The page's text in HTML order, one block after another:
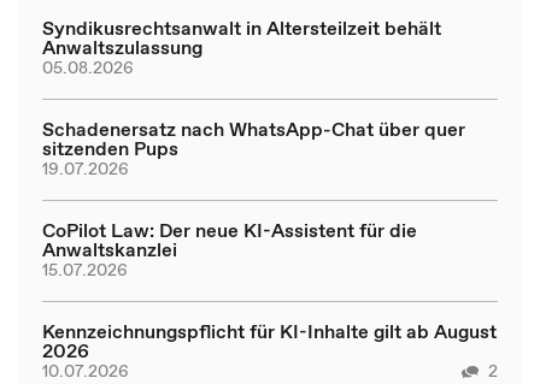
Syndikusrechtsanwalt in Altersteilzeit behält
Anwaltszulassung
05.08.2026
Schadenersatz nach WhatsApp-Chat über quer
sitzenden Pups
19.07.2026
CoPilot Law: Der neue KI-Assistent für die
Anwaltskanzlei
15.07.2026
Kennzeichnungspflicht für KI-Inhalte gilt ab August
2026
10.07.2026 2